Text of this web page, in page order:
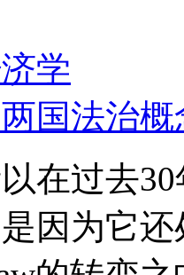
学
国法治概
在过去
因为它